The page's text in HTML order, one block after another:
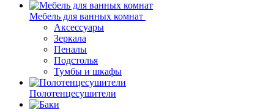
Мебель для ванных комнат
Аксессуары
Зеркала
Пеналы
Подстолья
Тумбы и шкафы
Полотенцесушители